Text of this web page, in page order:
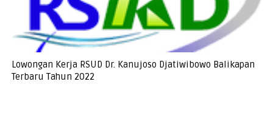
Lowongan Kerja RSUD Dr. Kanujoso Djatiwibowo Balikapan
Terbaru Tahun 2022